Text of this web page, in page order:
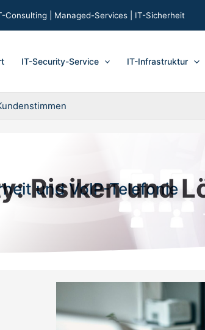
Consulting | Managed-Services | IT-Sicherheit
IT-Security-Service IT-Infrastruktur
und VoIP-Telefonie
Risiken und